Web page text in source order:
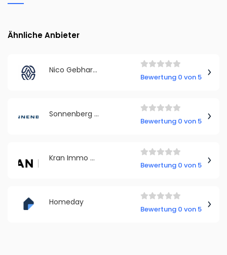
Ähnliche Anbieter
Nico Gebhard - NeoCore Academy
Bewertung 0 von 5
Sonnenberg GmbH
Bewertung 0 von 5
Kran Immo GmbH
Bewertung 0 von 5
Homeday
Bewertung 0 von 5